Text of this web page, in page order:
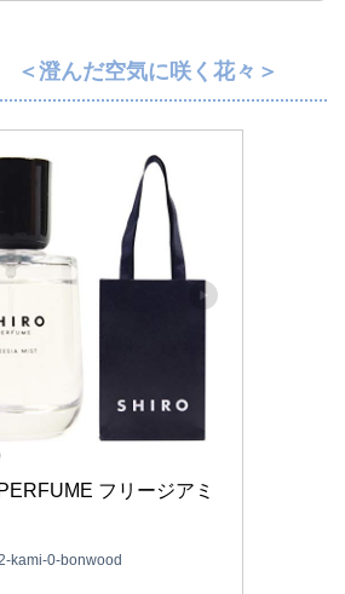
澄んだ空気に咲く花々＞
フリージアミ
kami-0-bonwood